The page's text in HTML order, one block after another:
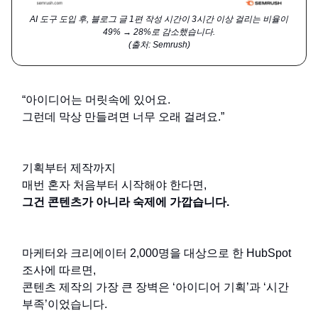
AI 도구 도입 후, 블로그 글 1편 작성 시간이 3시간 이상 걸리는 비율이
49% → 28%로 감소했습니다.
(출처: Semrush)
“아이디어는 머릿속에 있어요.
그런데 막상 만들려면 너무 오래 걸려요.”
기획부터 제작까지
매번 혼자 처음부터 시작해야 한다면,
그건 콘텐츠가 아니라 숙제에 가깝습니다.
마케터와 크리에이터 2,000명을 대상으로 한 HubSpot
조사에 따르면,
콘텐츠 제작의 가장 큰 장벽은 ‘아이디어 기획’과 ‘시간
부족’이었습니다.